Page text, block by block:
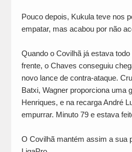
Pouco depois, Kukula teve nos
empatar, mas acabou por não
Quando o Covilhã já estava
frente, o Chaves conseguiu
novo lance de contra-ataque.
Batxi, Wagner proporciona uma
Henriques, e na recarga André
empurrar. Minuto 79 e estava
O Covilhã mantém assim a sua